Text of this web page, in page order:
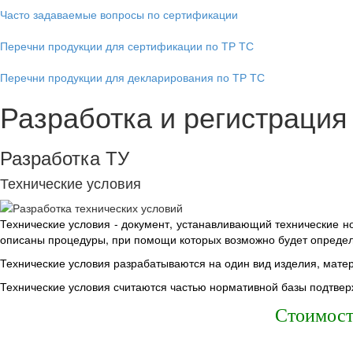
Часто задаваемые вопросы по сертификации
Перечни продукции для сертификации по ТР ТС
Перечни продукции для декларирования по ТР ТС
Разработка и
Разработка ТУ
Технические условия
Технические условия - документ, устанавливающий
описаны процедуры, при помощи которых возможно будет
Технические условия разрабатываются на один вид изделия,
Технические условия считаются частью нормативной базы